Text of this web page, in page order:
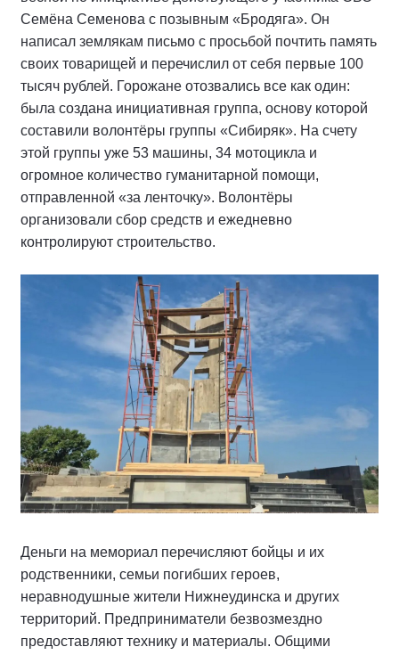
Семёна Семенова с позывным «Бродяга». Он
написал землякам письмо с просьбой почтить память
своих товарищей и перечислил от себя первые 100
тысяч рублей. Горожане отозвались все как один:
была создана инициативная группа, основу которой
составили волонтёры группы «Сибиряк». На счету
этой группы уже 53 машины, 34 мотоцикла и
огромное количество гуманитарной помощи,
отправленной «за ленточку». Волонтёры
организовали сбор средств и ежедневно
контролируют строительство.
Деньги на мемориал перечисляют бойцы и их
родственники, семьи погибших героев,
неравнодушные жители Нижнеудинска и других
территорий. Предприниматели безвозмездно
предоставляют технику и материалы. Общими